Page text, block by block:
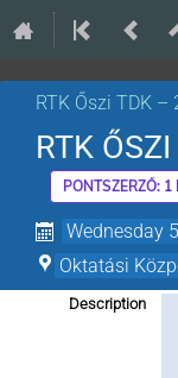
RTK Őszi TDK –
RTK
PONTSZERZŐ: 1
Wednesday
Oktatási
Description